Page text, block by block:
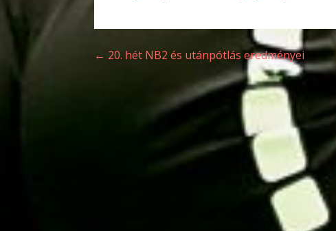
Bejegyzés
navigáció
← 20. hét NB2 és utánpótlás eredményei